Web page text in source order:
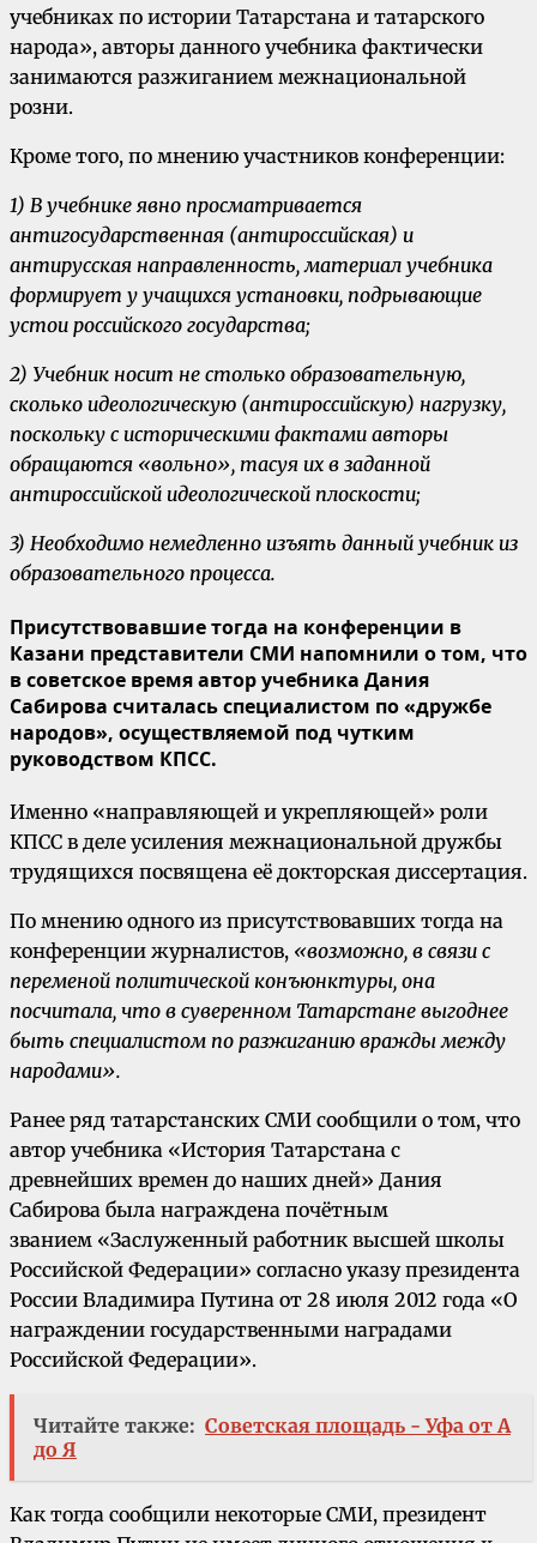
учебниках по истории Татарстана и татарского
народа», авторы данного учебника фактически
занимаются разжиганием межнациональной
розни.
Кроме того, по мнению участников конференции:
1) В учебнике явно просматривается
антигосударственная (антироссийская) и
антирусская направленность, материал учебника
формирует у учащихся установки, подрывающие
устои российского государства;
2) Учебник носит не столько образовательную,
сколько идеологическую (антироссийскую) нагрузку,
поскольку с историческими фактами авторы
обращаются «вольно», тасуя их в заданной
антироссийской идеологической плоскости;
3) Необходимо немедленно изъять данный учебник из
образовательного процесса.
Присутствовавшие тогда на конференции в
Казани представители СМИ напомнили о том, что
в советское время автор учебника Дания
Сабирова считалась специалистом по «дружбе
народов», осуществляемой под чутким
руководством КПСС.
Именно «направляющей и укрепляющей» роли
КПСС в деле усиления межнациональной дружбы
трудящихся посвящена её докторская диссертация.
По мнению одного из присутствовавших тогда на
конференции журналистов, «возможно, в связи с
переменой политической конъюнктуры, она
посчитала, что в суверенном Татарстане выгоднее
быть специалистом по разжиганию вражды между
народами».
Ранее ряд татарстанских СМИ сообщили о том, что
автор учебника «История Татарстана с
древнейших времен до наших дней» Дания
Сабирова была награждена почётным
званием «Заслуженный работник высшей школы
Российской Федерации» согласно указу президента
России Владимира Путина от 28 июля 2012 года «О
награждении государственными наградами
Российской Федерации».
Читайте также: Советская площадь - Уфа от А
до Я
Как тогда сообщили некоторые СМИ, президент